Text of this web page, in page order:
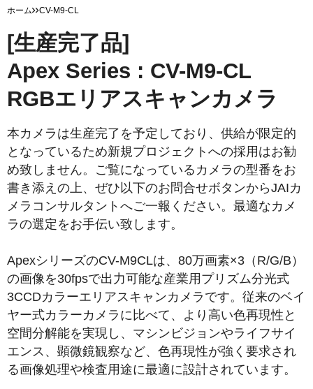
ホーム CV-M9-CL
[生産完了品]
Apex Series : CV-M9-CL
RGBエリアスキャンカメラ
本カメラは生産完了を予定しており、供給が限定的
となっているため新規プロジェクトへの採用はお勧
め致しません。ご覧になっているカメラの型番をお
書き添えの上、ぜひ以下のお問合せボタンからJAIカ
メラコンサルタントへご一報ください。最適なカメ
ラの選定をお手伝い致します。
ApexシリーズのCV-M9CLは、80万画素×3（R/G/B）
の画像を30fpsで出力可能な産業用プリズム分光式
3CCDカラーエリアスキャンカメラです。従来のベイ
ヤー式カラーカメラに比べて、より高い色再現性と
空間分解能を実現し、マシンビジョンやライフサイ
エンス、顕微鏡観察など、色再現性が強く要求され
る画像処理や検査用途に最適に設計されています。